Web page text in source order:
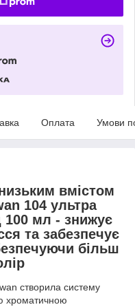
Оплата Умови
вмістом
104 ультра
100 мл - знижує
та забезпечує
більш
створила систему
хроматичною